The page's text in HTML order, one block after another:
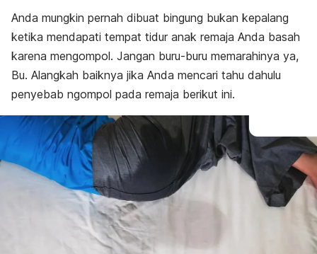
Anda mungkin pernah dibuat bingung bukan kepalang
ketika mendapati tempat tidur anak remaja Anda basah
karena mengompol. Jangan buru-buru memarahinya ya,
Bu. Alangkah baiknya jika Anda mencari tahu dahulu
penyebab ngompol pada remaja berikut ini.